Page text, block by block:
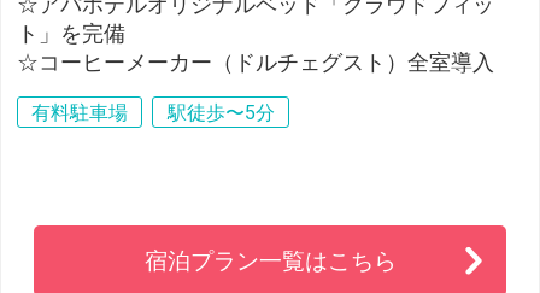
☆アパホテルオリジナルベッド「クラウドフィッ
ト」を完備
☆コーヒーメーカー（ドルチェグスト）全室導入
有料駐車場 駅徒歩〜5分
宿泊プラン一覧はこちら